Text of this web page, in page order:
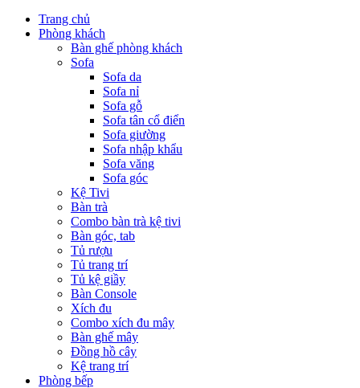
Trang chủ
Phòng khách
Bàn ghế phòng khách
Sofa
Sofa da
Sofa nỉ
Sofa gỗ
Sofa tân cổ điển
Sofa giường
Sofa nhập khẩu
Sofa văng
Sofa góc
Kệ Tivi
Bàn trà
Combo bàn trà kệ tivi
Bàn góc, tab
Tủ rượu
Tủ trang trí
Tủ kệ giầy
Bàn Console
Xích đu
Combo xích đu mây
Bàn ghế mây
Đồng hồ cây
Kệ trang trí
Phòng bếp